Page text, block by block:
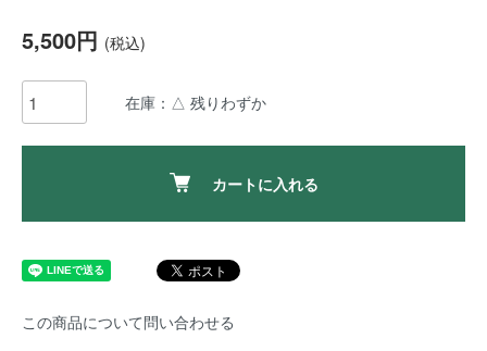
5,500円 (税込)
在庫：△ 残りわずか
カートに入れる
この商品について問い合わせる